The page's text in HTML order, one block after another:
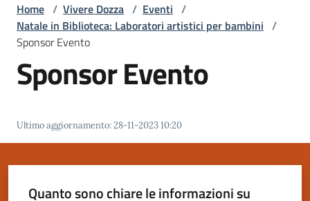
Amministrazione
Novità
Dozza
Menu selezionato
Home / Vivere Dozza / Eventi /
Natale in Biblioteca: Laboratori artistici per bambini /
Sponsor Evento
Sponsor Evento
Ultimo aggiornamento:28-11-2023 10:20
Quanto sono chiare le informazioni su